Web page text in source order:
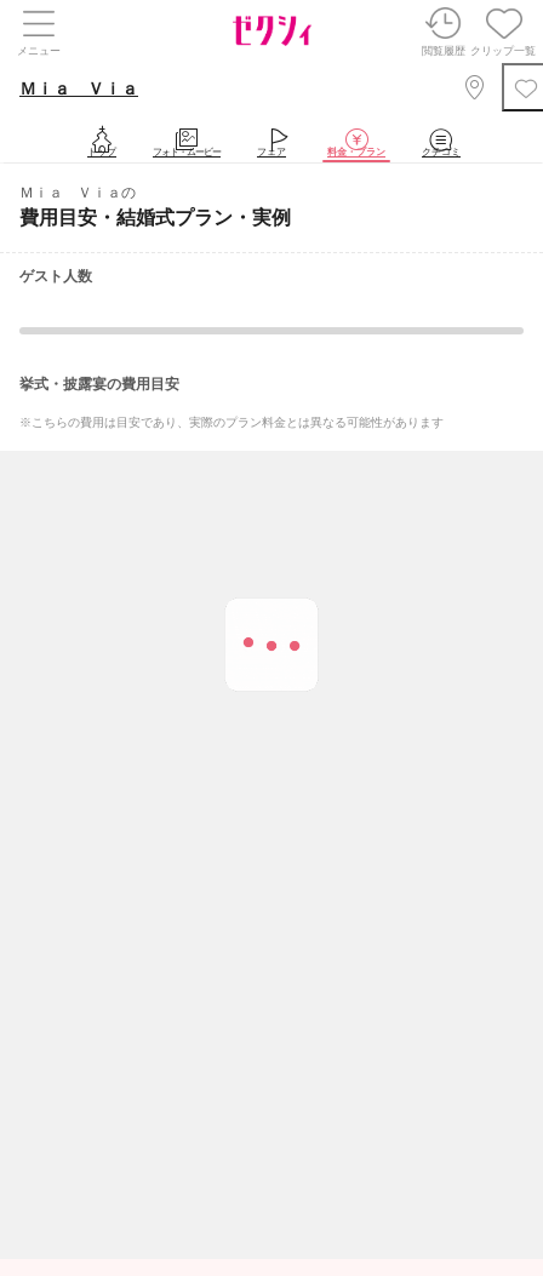
メニュー 閲覧履歴 クリップ一覧
Ｍｉａ Ｖｉａ
トップ フォト・ムービー フェア 料金・プラン クチコミ
Ｍｉａ Ｖｉａの
費用目安・結婚式プラン・実例
ゲスト人数
挙式・披露宴の費用目安
※こちらの費用は目安であり、実際のプラン料金とは異なる可能性があります